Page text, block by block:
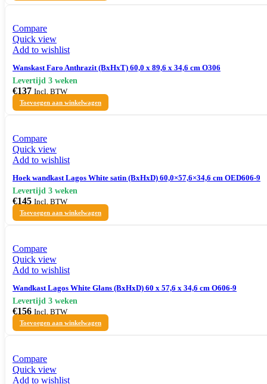
Compare
Quick view
Add to wishlist
Wanskast Faro Anthrazit (BxHxT) 60,0 x 89,6 x 34,6 cm O306
€137 Incl. BTW
Toevoegen aan winkelwagen
Compare
Quick view
Add to wishlist
Hoek wandkast Lagos White satin (BxHxD) 60,0×57,6×34,6 cm OED606-9
€145 Incl. BTW
Toevoegen aan winkelwagen
Compare
Quick view
Add to wishlist
Wandkast Lagos White Glans (BxHxD) 60 x 57,6 x 34,6 cm O606-9
€156 Incl. BTW
Toevoegen aan winkelwagen
Compare
Quick view
Add to wishlist